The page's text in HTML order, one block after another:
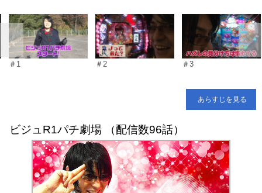
＃1 ＃2 ＃3
あらすじを見る
ビジュR1パチ劇場 （配信数96話）